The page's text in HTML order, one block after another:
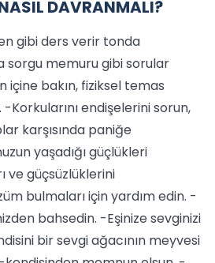
DAVRANMALI?
gibi ders verir tonda
sorgu memuru gibi sorular
içine bakın, fiziksel temas
-Korkularını endişelerini sorun,
karşısında paniğe
yaşadığı güçlükleri
ve güçsüzlüklerini
bulmaları için yardım edin. -
bahsedin. -Eşinize sevginizi
bir sevgi ağacının meyvesi